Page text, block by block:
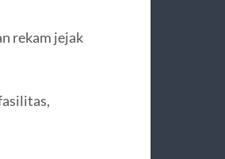
rekam jejak